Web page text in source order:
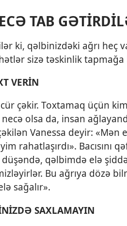
TAB
ki, qəlbinizdəki ağrı heç
sizə təskinlik tapmağa
VERİN
çəkir. Toxtamaq üçün
necə olsa da, insan
Vanessa deyir: «Mən
rahatlaşırdı». Bacısını
düşəndə, qəlbimdə elə
Bu ağrıya dözə
sağalır».
SAXLAMAYIN